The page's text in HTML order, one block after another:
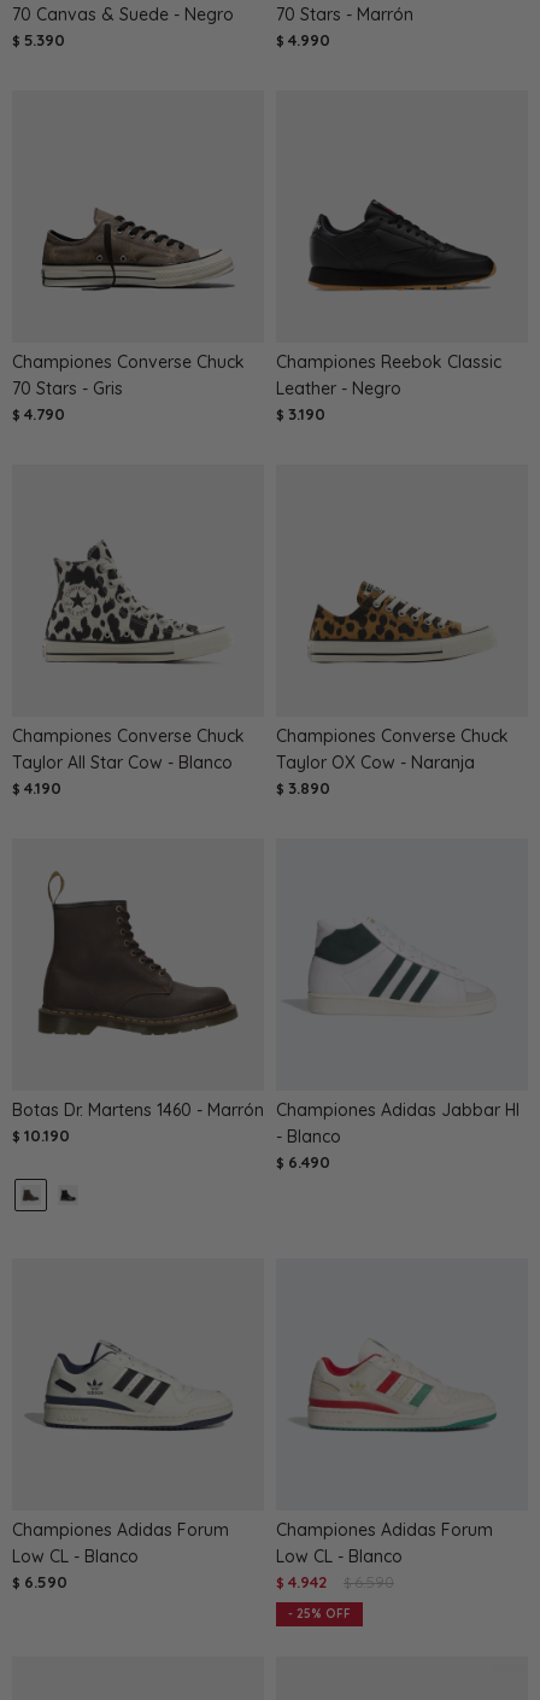
70 Canvas & Suede - Negro
$ 5.390
70 Stars - Marrón
$ 4.990
Championes Converse Chuck
70 Stars - Gris
$ 4.790
Championes Reebok Classic
Leather - Negro
$ 3.190
Championes Converse Chuck
Taylor All Star Cow - Blanco
$ 4.190
Championes Converse Chuck
Taylor OX Cow - Naranja
$ 3.890
Botas Dr. Martens 1460 - Marrón
$ 10.190
Championes Adidas Jabbar HI
- Blanco
$ 6.490
Championes Adidas Forum
Low CL - Blanco
$ 6.590
Championes Adidas Forum
Low CL - Blanco
$ 4.942 $ 6.590
25